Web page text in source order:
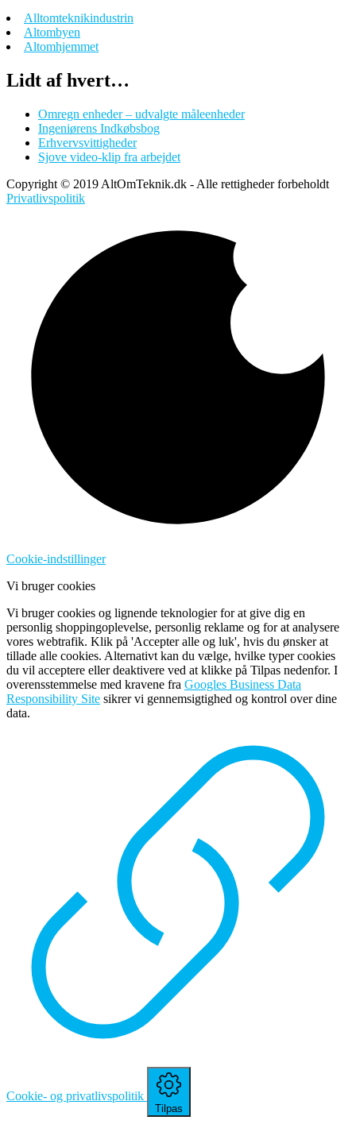
Alltomteknikindustrin
Altombyen
Altomhjemmet
Lidt af hvert…
Omregn enheder – udvalgte måleenheder
Ingeniørens Indkøbsbog
Erhvervsvittigheder
Sjove video-klip fra arbejdet
Copyright © 2019 AltOmTeknik.dk - Alle rettigheder forbeholdt
Privatlivspolitik
Cookie-indstillinger
Vi bruger cookies
Vi bruger cookies og lignende teknologier for at give dig en
personlig shoppingoplevelse, personlig reklame og for at analysere
vores webtrafik. Klik på 'Accepter alle og luk', hvis du ønsker at
tillade alle cookies. Alternativt kan du vælge, hvilke typer cookies
du vil acceptere eller deaktivere ved at klikke på Tilpas nedenfor. I
overensstemmelse med kravene fra Googles Business Data
Responsibility Site sikrer vi gennemsigtighed og kontrol over dine
data.
Cookie- og privatlivspolitik
Tilpas